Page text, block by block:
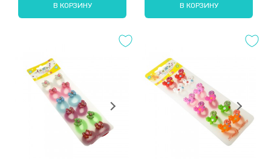
В КОРЗИНУ В КОРЗИНУ